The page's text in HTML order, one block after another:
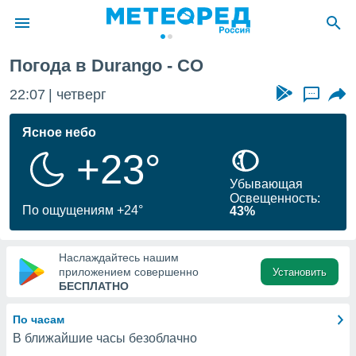
о
Вы можете
к этому
доступ
Погода в Durango - CO
22:07 четверг ...
Ясное небо
+23°
По ощущениям +24°
Убывающая
Освещенность:
43%
Наслаждайтесь нашим
приложением совершенно
БЕСПЛАТНО
Установить
По часам
В ближайшие часы безоблачно